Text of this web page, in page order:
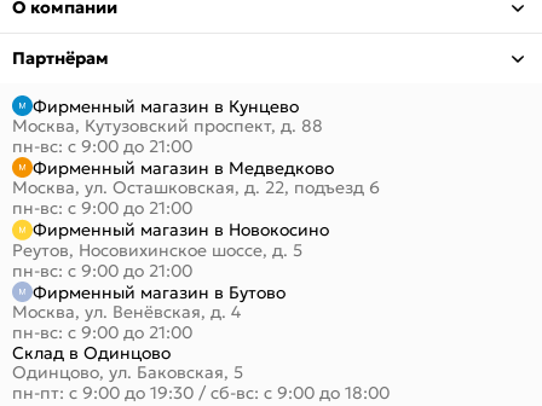
О компании
Партнёрам
Фирменный магазин в Кунцево
Москва, Кутузовский проспект, д. 88
пн-вс: с 9:00 до 21:00
Фирменный магазин в Медведково
Москва, ул. Осташковская, д. 22, подъезд 6
пн-вс: с 9:00 до 21:00
Фирменный магазин в Новокосино
Реутов, Носовихинское шоссе, д. 5
пн-вс: с 9:00 до 21:00
Фирменный магазин в Бутово
Москва, ул. Венёвская, д. 4
пн-вс: с 9:00 до 21:00
Склад в Одинцово
Одинцово, ул. Баковская, 5
пн-пт: с 9:00 до 19:30 / сб-вс: с 9:00 до 18:00